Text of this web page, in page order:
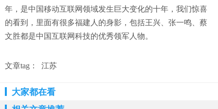
年，是中国移动互联网领域发生巨大变化的十年，我们惊喜
的看到，里面有很多福建人的身影，包括王兴、张一鸣、蔡
文胜都是中国互联网科技的优秀领军人物。
文章tag： 江苏
大家都在看